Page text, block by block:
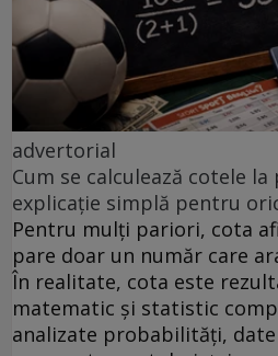
advertorial
Cum se calculează cotele
explicație simplă pentru
Pentru mulți pariori, cota
pare doar un număr care
În realitate, cota este
matematic și statistic
analizate probabilități,